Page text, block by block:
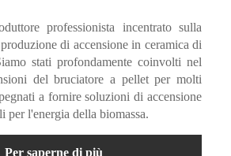
professionista incentrato sulla
di accensione in ceramica di
stati profondamente coinvolti nel
del bruciatore a pellet per molti
a fornire soluzioni di accensione
per l'energia della biomassa.
Per saperne di più